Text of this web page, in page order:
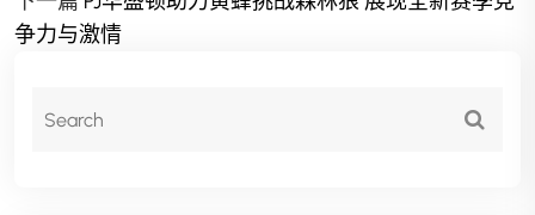
争力与激情